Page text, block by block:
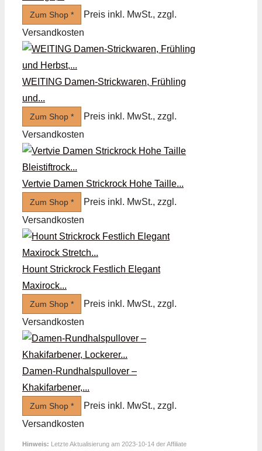
Zum Shop *
Preis inkl. MwSt., zzgl.
Versandkosten
WEITING Damen-Strickwaren, Frühling
und...
Zum Shop *
Preis inkl. MwSt., zzgl.
Versandkosten
Vertvie Damen Strickrock Hohe Taille...
Zum Shop *
Preis inkl. MwSt., zzgl.
Versandkosten
Hount Strickrock Festlich Elegant
Maxirock...
Zum Shop *
Preis inkl. MwSt., zzgl.
Versandkosten
Damen-Rundhalspullover –
Khakifarbener,...
Zum Shop *
Preis inkl. MwSt., zzgl.
Versandkosten
Hinweis: Letzte Aktualisierung am 2023-10-14 der Affiliate